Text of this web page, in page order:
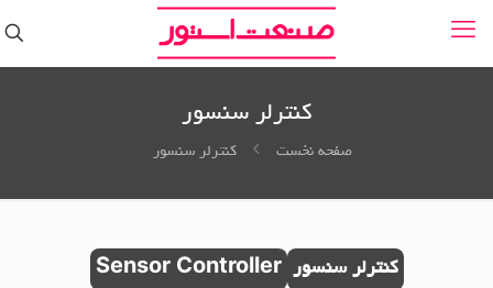
کنترلر سنسور
صفحه نخست کنترلر سنسور
کنترلر سنسور Sensor Controller